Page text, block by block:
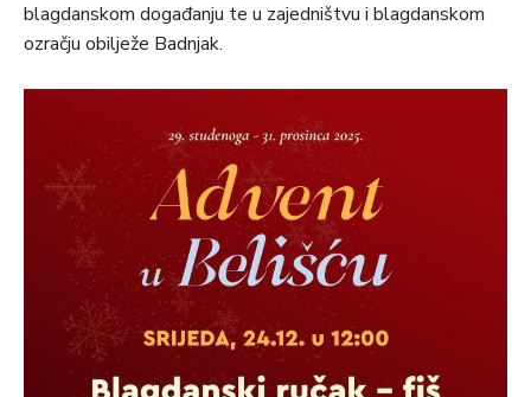
blagdanskom događanju te u zajedništvu i blagdanskom
ozračju obilježe Badnjak.